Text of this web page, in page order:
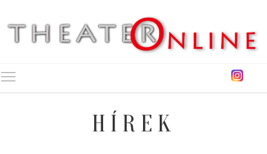
HÍREK